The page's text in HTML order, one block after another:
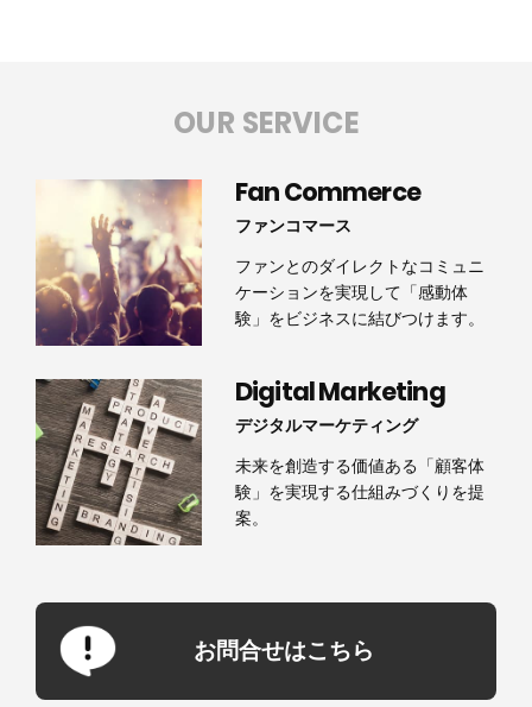
OUR SERVICE
Fan Commerce
ファンコマース
ファンとのダイレクトなコミュニ
ケーションを実現して「感動体
験」をビジネスに結びつけます。
Digital Marketing
デジタルマーケティング
未来を創造する価値ある「顧客体
験」を実現する仕組みづくりを提
案。
お問合せはこちら